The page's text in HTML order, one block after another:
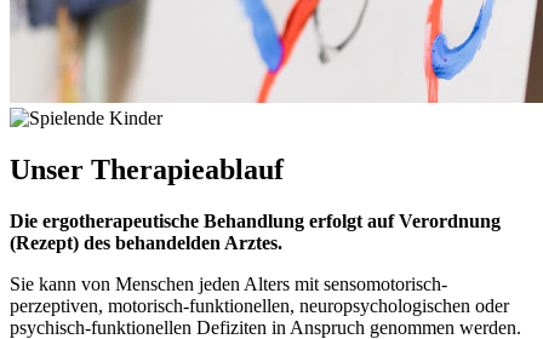
Unser Therapieablauf
Die ergotherapeutische Behandlung erfolgt auf Verordnung
(Rezept) des behandelden Arztes.
Sie kann von Menschen jeden Alters mit sensomotorisch-
perzeptiven, motorisch-funktionellen, neuropsychologischen oder
psychisch-funktionellen Defiziten in Anspruch genommen werden.